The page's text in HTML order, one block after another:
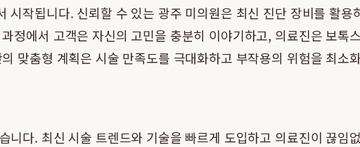
시작됩니다. 신뢰할 수 있는 광주 미의원은 최신 진단 장비를 활
정에서 고객은 자신의 고민을 충분히 이야기하고, 의료진은 보
맞춤형 계획은 시술 만족도를 극대화하고 부작용의 위험을 최소
니다. 최신 시술 트렌드와 기술을 빠르게 도입하고 의료진이 끊임